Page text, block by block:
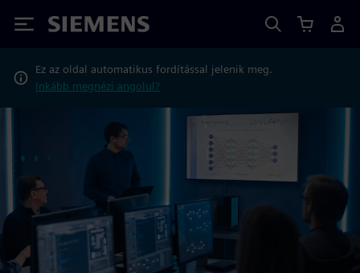
Siemens
Ez az oldal automatikus fordítással jelenik meg.
Inkább megnézi angolul?